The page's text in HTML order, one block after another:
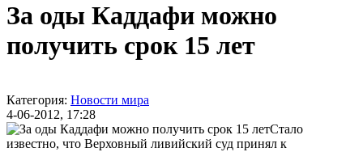
За оды Каддафи можно
получить срок 15 лет
Категория: Новости мира
4-06-2012, 17:28
Стало
известно, что Верховный ливийский суд принял к